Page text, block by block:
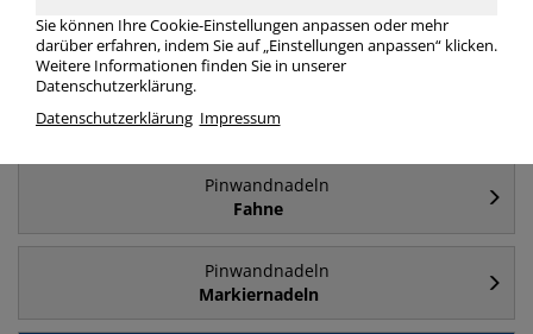
Pinwandnadeln
Rundkopf
Flachkopf
Pinwandnadeln
Fahne
Pinwandnadeln
Markiernadeln
Sie können Ihre Cookie-Einstellungen anpassen oder mehr
darüber erfahren, indem Sie auf „Einstellungen anpassen“ klicken.
Weitere Informationen finden Sie in unserer
Datenschutzerklärung.
Datenschutzerklärung Impressum